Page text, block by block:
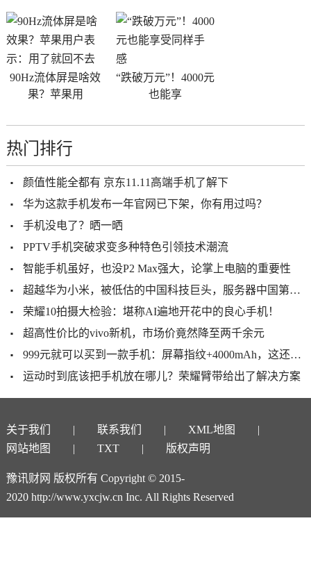
90Hz流体屏是啥效
果？苹果用
“跌破万元”！4000元
也能享
热门排行
颜值性能全都有 京东11.11高端手机了解下
华为这款手机发布一年官网已下架，你有用过吗？
手机没电了？晒一晒
PPTV手机突破求变多种特色引领技术潮流
智能手机虽好，也没P2 Max强大，论掌上电脑的重要性
超越华为小米，被低估的中国科技巨头，服务器中国第一、全球第三
荣耀10拍摄大检验：堪称AI遍地开花中的良心手机！
超高性价比的vivo新机，市场价竟然降至两千余元
999元就可以买到一款手机：屏幕指纹+4000mAh，这还不香？
运动时到底该把手机放在哪儿？荣耀臂带给出了解决方案
关于我们 联系我们
XML地图
网站地图
TXT 版权声明
豫讯财网 版权所有 Copyright © 2015-
2020 http://www.yxcjw.cn Inc. All Rights Reserved